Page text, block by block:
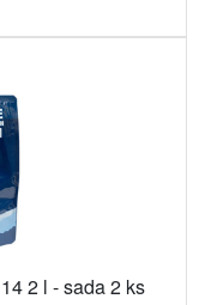
2 l - sada 2 ks